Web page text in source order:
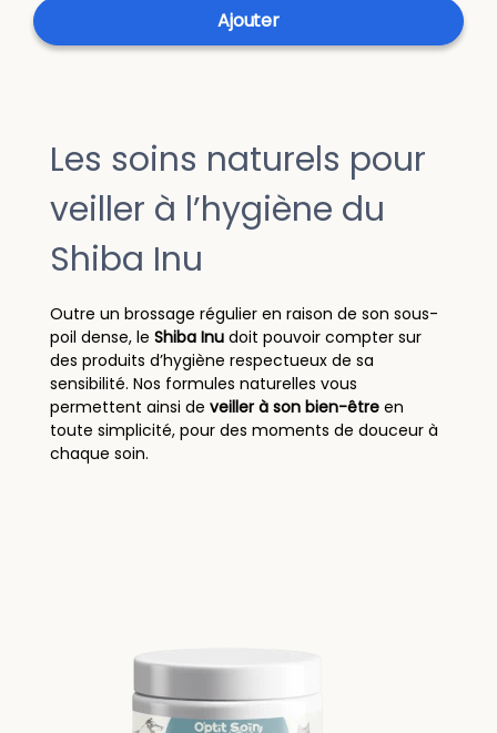
Ajouter
Les soins naturels pour
veiller à l’hygiène du
Shiba Inu
Outre un brossage régulier en raison de son sous-
poil dense, le Shiba Inu doit pouvoir compter sur
des produits d’hygiène respectueux de sa
sensibilité. Nos formules naturelles vous
permettent ainsi de veiller à son bien-être en
toute simplicité, pour des moments de douceur à
chaque soin.